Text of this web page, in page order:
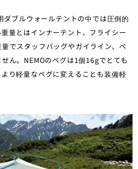
ブルウォールテントの中では圧倒的
量とはインナーテント、フライシー
でスタッフバッグやガイライン、ペ
ん。NEMOのペグは1個16gでとても
り軽量なペグに変えることも装備軽